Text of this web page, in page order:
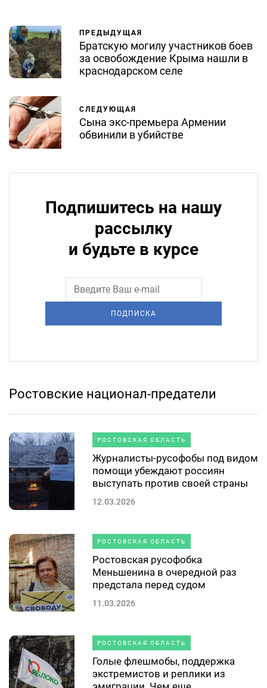
ПРЕДЫДУЩАЯ
Братскую могилу участников боев
за освобождение Крыма нашли в
краснодарском селе
СЛЕДУЮЩАЯ
Сына экс-премьера Армении
обвинили в убийстве
Подпишитесь на нашу
рассылку
и будьте в курсе
ПОДПИСКА
Ростовские национал-предатели
РОСТОВСКАЯ ОБЛАСТЬ
Журналисты-русофобы под видом
помощи убеждают россиян
выступать против своей страны
12.03.2026
РОСТОВСКАЯ ОБЛАСТЬ
Ростовская русофобка
Меньшенина в очередной раз
предстала перед судом
11.03.2026
РОСТОВСКАЯ ОБЛАСТЬ
Голые флешмобы, поддержка
экстремистов и реплики из